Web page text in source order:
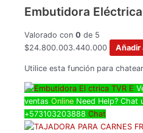
Embutidora
Valorado con 0 de 5
$24.800.003.440.000 Añadir
Utilice esta función para
ventas Online Need Help? Chat
+573103203888 Chat